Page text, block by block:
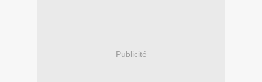
Publicité